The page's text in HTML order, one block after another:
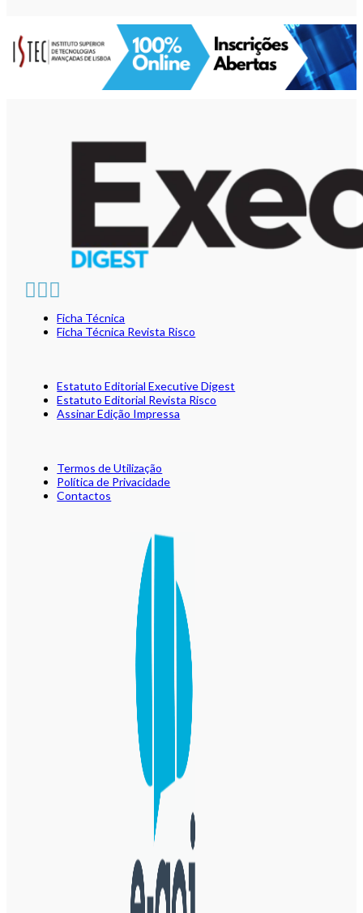
Ficha Técnica
Ficha Técnica Revista Risco
Estatuto Editorial Executive Digest
Estatuto Editorial Revista Risco
Assinar Edição Impressa
Termos de Utilização
Política de Privacidade
Contactos